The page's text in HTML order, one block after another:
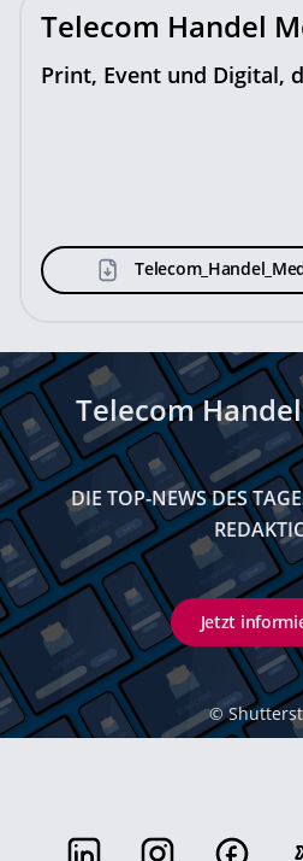
Telecom Handel
Print, Event und Digital,
Telecom
DIE TOP-NEWS DES
Jetzt
©